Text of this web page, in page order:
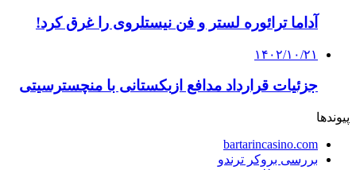
آداما ترائوره ​​لستر و فن نیستلروی را غرق کرد!
۱۴۰۲/۱۰/۲۱
جزئیات قرارداد مدافع ازبکستانی با منچسترسیتی
پیوندها
bartarincasino.com
بررسی بروکر ترندو